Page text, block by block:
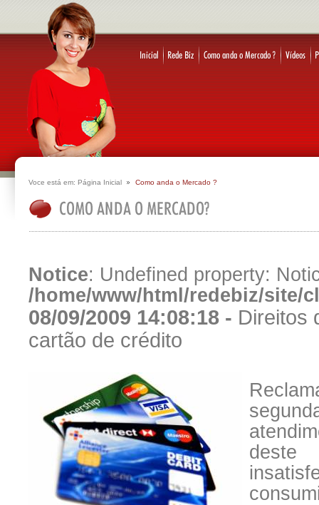
Voce está em: Página Inicial Como anda o Mercado ?
Notice: Undefined property:
/home/www/html/redebiz/site/
08/09/2009 14:08:18 - Direitos
cartão de crédito
deste